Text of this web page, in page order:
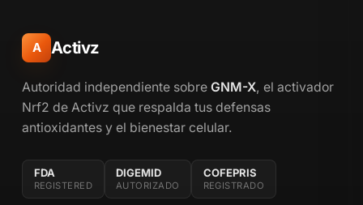
A Activz
Autoridad independiente sobre GNM-X, el activador
Nrf2 de Activz que respalda tus defensas
antioxidantes y el bienestar celular.
FDA
REGISTERED
DIGEMID
AUTORIZADO
COFEPRIS
REGISTRADO